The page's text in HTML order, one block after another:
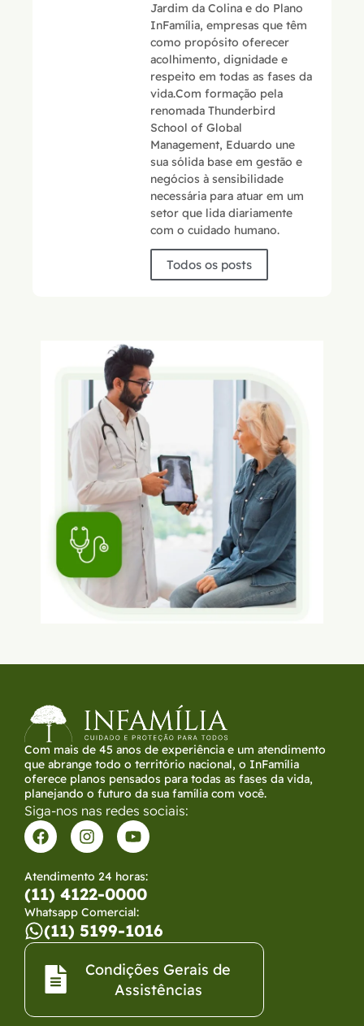
Jardim da Colina e do Plano
InFamília, empresas que têm
como propósito oferecer
acolhimento, dignidade e
respeito em todas as fases da
vida.Com formação pela
renomada Thunderbird
School of Global
Management, Eduardo une
sua sólida base em gestão e
negócios à sensibilidade
necessária para atuar em um
setor que lida diariamente
com o cuidado humano.
Todos os posts
Com mais de 45 anos de experiência e um atendimento
que abrange todo o território nacional, o InFamília
oferece planos pensados para todas as fases da vida,
planejando o futuro da sua família com você.
Siga-nos nas redes sociais:
Atendimento 24 horas:
(11) 4122-0000
Whatsapp Comercial:
(11) 5199-1016
Condições Gerais de
Assistências​